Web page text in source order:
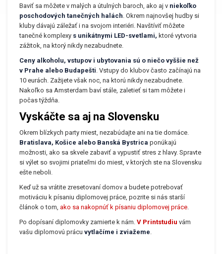
Baviť sa môžete v malých a útulných baroch, ako aj v niekoľko
poschodových tanečných halách . Okrem najnovšej hudby si
kluby dávajú záležať i na svojom interiéri. Navštíviť môžete
tanečné komplexy s unikátnymi LED-svetlami, ktoré vytvoria
zážitok, na ktorý nikdy nezabudnete.
Ceny alkoholu, vstupov i ubytovania sú o niečo vyššie než
v Prahe alebo Budapešti . Vstupy do klubov často začínajú na
10 eurách. Zažijete však noc, na ktorú nikdy nezabudnete.
Nakoľko sa Amsterdam baví stále, zaletieť si tam môžete i
počas týždňa.
Vyskáčte sa aj na Slovensku
Okrem blízkych party miest, nezabúdajte ani na tie domáce.
Bratislava, Košice alebo Banská Bystrica ponúkajú
možnosti, ako sa skvele zabaviť a vypustiť stres z hlavy. Spravte
si výlet so svojimi priateľmi do miest, v ktorých ste na Slovensku
ešte neboli.
Keď už sa vrátite zresetovaní domov a budete potrebovať
motiváciu k písaniu diplomovej práce, pozrite si nás starší
článok o tom, ako sa nakopnúť k písaniu diplomovej práce
Po dopísaní diplomovky zamierte k nám. V Printstudiu vám
vašu diplomovú prácu vytlačíme i zviažeme